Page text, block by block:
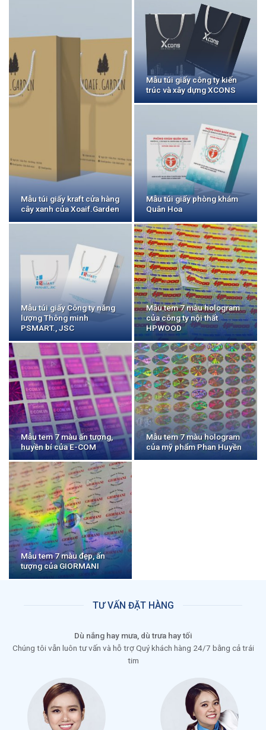
Mẫu túi giấy kraft cửa hàng
cây xanh của Xoaif.Garden
Mẫu túi giấy công ty kiến
trúc và xây dựng XCONS
Mẫu túi giấy phòng khám
Quân Hoa
Mẫu túi giấy Công ty năng
lượng Thông minh
PSMART., JSC
Mẫu tem 7 màu hologram
của công ty nội thất
HPWOOD
Mẫu tem 7 màu ấn tượng,
huyền bí của E-COM
Mẫu tem 7 màu hologram
của mỹ phẩm Phan Huyền
Mẫu tem 7 màu đẹp, ấn
tượng của GIORMANI
TƯ VẤN ĐẶT HÀNG
Dù nắng hay mưa, dù trưa hay tối
Chúng tôi vẫn luôn tư vấn và hỗ trợ Quý khách hàng 24/7 bằng cả trái
tim